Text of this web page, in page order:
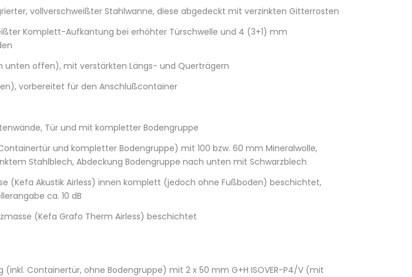
vollverschweißter Stahlwanne, diese abgedeckt mit verzinkten Gitterrosten
Komplett-Aufkantung bei erhöhter Türschwelle und 4 (3+1) mm
unten offen), mit verstärkten Längs- und Querträgern
vorbereitet für den Anschlußcontainer
Tür und mit kompletter Bodengruppe
und kompletter Bodengruppe) mit 100 bzw. 60 mm Mineralwolle,
Stahlblech, Abdeckung Bodengruppe nach unten mit Schwarzblech
(Kefa Akustik Airless) innen komplett (jedoch ohne Fußboden) beschichtet,
ca. 10 dB
(Kefa Grafo Therm Airless) beschichtet
Containertür, ohne Bodengruppe) mit 2 x 50 mm G+H ISOVER-P4/V (mit